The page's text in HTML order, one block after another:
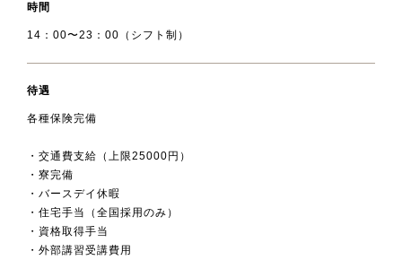
時間
14：00〜23：00（シフト制）
待遇
各種保険完備
・交通費支給（上限25000円）
・寮完備
・バースデイ休暇
・住宅手当（全国採用のみ）
・資格取得手当
・外部講習受講費用